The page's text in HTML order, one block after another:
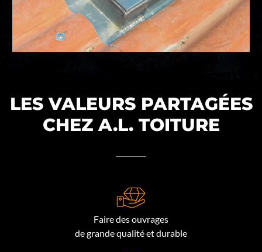
LES VALEURS PARTAGÉES
CHEZ A.L. TOITURE
Faire des ouvrages
de grande qualité et durable